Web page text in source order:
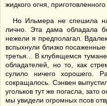
жидкого огня, приготовленного
Но Ильмера не спешила
лично. Эта дама обладала
нежели я предполагал.
вспыхнули близко посаженные
третья... В клубящемся
обладателей, но то, как
сулило ничего хорошего.
сокращалось. Сэнвен
угольков тут же погасла, зато
мы увидели огромных псов